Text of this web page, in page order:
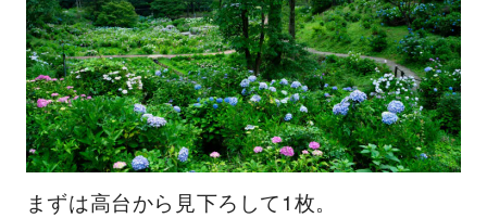
まずは高台から見下ろして1枚。